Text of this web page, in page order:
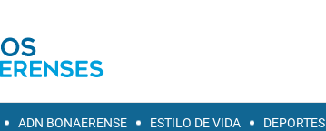
ADN BONAERENSE ESTILO DE VIDA DEPORTES